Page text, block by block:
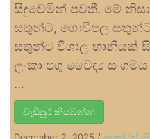
සිදුවෙමින් පවතී. මේ
සතුන්ට, ගොවිපල
සතුන්ට විශාල හානියක්
ලංකා පශු වෛද්‍ය
…
වැඩිපුර කියවන්න
December 2, 2025 / සතුන්ටත්